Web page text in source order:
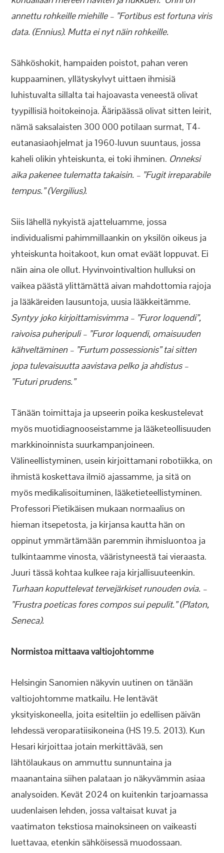
annettu rohkeille miehille – ”Fortibus est fortuna viris
data. (Ennius). Mutta ei nyt näin rohkeille.
Sähköshokit, hampaiden poistot, pahan veren
kuppaaminen, yllätyskylvyt uittaen ihmisiä
luhistuvalta sillalta tai hajoavasta veneestä olivat
tyypillisiä hoitokeinoja. Ääripäässä olivat sitten leirit,
nämä saksalaisten 300 000 potilaan surmat, T4-
eutanasiaohjelmat ja 1960-luvun suuntaus, jossa
kaheli olikin yhteiskunta, ei toki ihminen. Onneksi
aika pakenee tulematta takaisin. – ”Fugit irreparabile
tempus.” (Vergilius).
Siis lähellä nykyistä ajatteluamme, jossa
individualismi pahimmillaankin on yksilön oikeus ja
yhteiskunta hoitakoot, kun omat eväät loppuvat. Ei
näin aina ole ollut. Hyvinvointivaltion hulluksi on
vaikea päästä ylittämättä aivan mahdottomia rajoja
ja lääkäreiden lausuntoja, uusia lääkkeitämme.
Syntyy joko kirjoittamisvimma – ”Furor loquendi”,
raivoisa puheripuli – ”Furor loquendi, omaisuuden
kähveltäminen – ”Furtum possessionis” tai sitten
jopa tulevaisuutta aavistava pelko ja ahdistus –
”Futuri prudens.”
Tänään toimittaja ja upseerin poika keskustelevat
myös muotidiagnooseistamme ja lääketeollisuuden
markkinoinnista suurkampanjoineen.
Välineellistyminen, usein kirjoittamani robotiikka, on
ihmistä koskettava ilmiö ajassamme, ja sitä on
myös medikalisoituminen, lääketieteellistyminen.
Professori Pietikäisen mukaan normaalius on
hieman itsepetosta, ja kirjansa kautta hän on
oppinut ymmärtämään paremmin ihmisluontoa ja
tulkintaamme vinosta, vääristyneestä tai vieraasta.
Juuri tässä kohtaa kulkee raja kirjallisuuteenkin.
Turhaan koputtelevat tervejärkiset runouden ovia. –
”Frustra poeticas fores compos sui pepulit.” (Platon,
Seneca).
Normistoa mittaava valtiojohtomme
Helsingin Sanomien näkyvin uutinen on tänään
valtiojohtomme matkailu. He lentävät
yksityiskoneella, joita esiteltiin jo edellisen päivän
lehdessä veroparatiisikoneina (HS 19.5. 2013). Kun
Hesari kirjoittaa jotain merkittävää, sen
lähtölaukaus on ammuttu sunnuntaina ja
maanantaina siihen palataan jo näkyvämmin asiaa
analysoiden. Kevät 2024 on kuitenkin tarjoamassa
uudenlaisen lehden, jossa valtaisat kuvat ja
vaatimaton tekstiosa mainoksineen on vaikeasti
luettavaa, etenkin sähköisessä muodossaan.